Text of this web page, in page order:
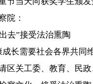
：
”接受法治熏陶
需要社会各界共同维
区关工委、教育、民